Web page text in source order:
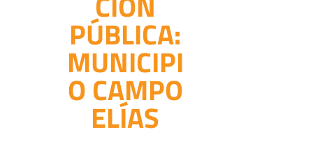
PÚBLICA:
MUNICIPI
O CAMPO
ELÍAS